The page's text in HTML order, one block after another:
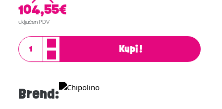
104,55€
uključen PDV
Kupi!
Brend: